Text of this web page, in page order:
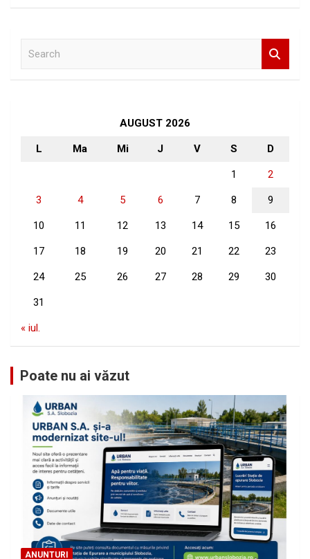
AUGUST 2026
L Ma Mi J V S D
1 2
3 4 5 6 7 8 9
10 11 12 13 14 15 16
17 18 19 20 21 22 23
24 25 26 27 28 29 30
31
« iul.
Poate nu ai văzut
ANUNTURI